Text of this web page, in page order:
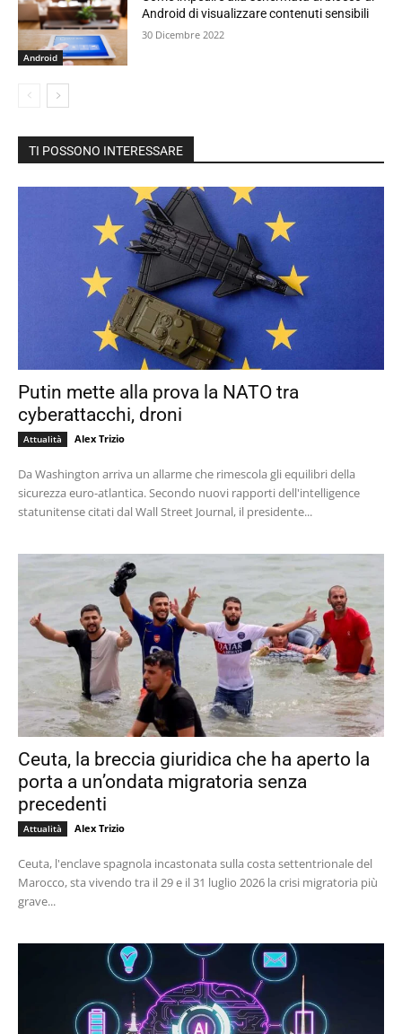
Android
Android di visualizzare contenuti sensibili
30 Dicembre 2022
TI POSSONO INTERESSARE
Putin mette alla prova la NATO tra
cyberattacchi, droni
Attualità Alex Trizio
Da Washington arriva un allarme che rimescola gli equilibri della
sicurezza euro-atlantica. Secondo nuovi rapporti dell'intelligence
statunitense citati dal Wall Street Journal, il presidente...
Ceuta, la breccia giuridica che ha aperto la
porta a un’ondata migratoria senza
precedenti
Attualità Alex Trizio
Ceuta, l'enclave spagnola incastonata sulla costa settentrionale del
Marocco, sta vivendo tra il 29 e il 31 luglio 2026 la crisi migratoria più
grave...